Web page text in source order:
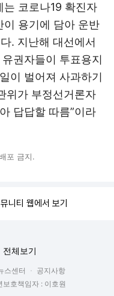
코로나19 확진자
이 용기에 담아 운반
. 지난해 대선에서
권자들이 투표용지
이 벌어져 사과하기
위가 부정선거론자
답답할 따름”이라
포 금지.
니티 웹에서 보기
전체보기
스센터
공지사항
보호책임자 : 이호원